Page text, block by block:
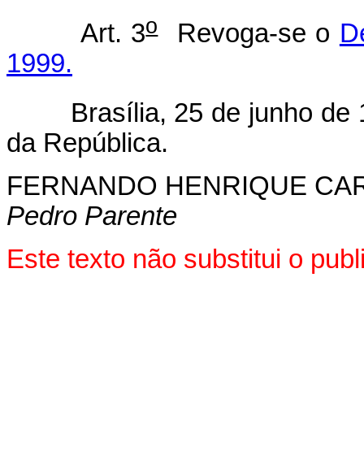
Art. 3oRevoga-se o
1999.
Brasília, 25 de junho de
da República.
FERNANDO HENRIQUE
Pedro Parente
Este texto não substitui o